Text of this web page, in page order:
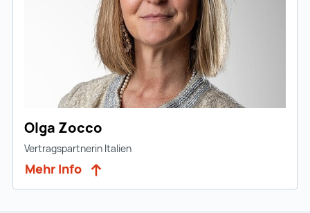
Olga Zocco
Vertragspartnerin Italien
Mehr Info